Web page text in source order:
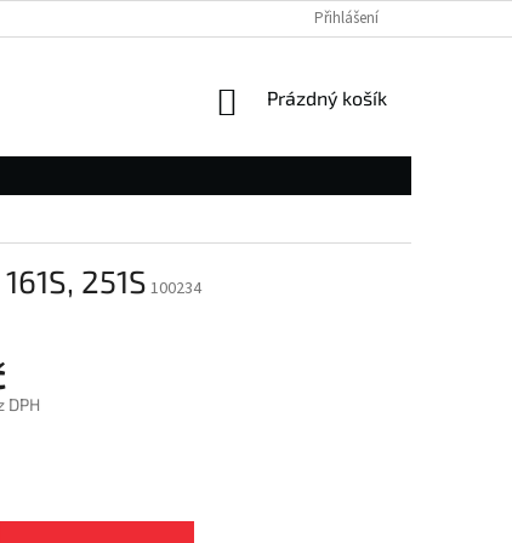
ÚDAJŮ Přihlášení
NÁKUPNÍ
Prázdný košík
251S 100234
DPH